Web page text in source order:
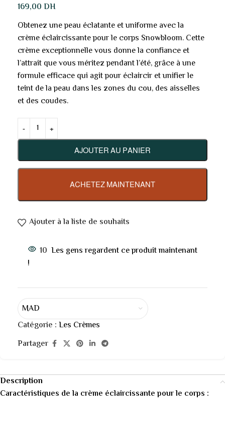
169,00 DH
Obtenez une peau éclatante et uniforme avec la
crème éclaircissante pour le corps Snowbloom. Cette
crème exceptionnelle vous donne la confiance et
l’attrait que vous méritez pendant l’été, grâce à une
formule efficace qui agit pour éclaircir et unifier le
teint de la peau dans les zones du cou, des aisselles
et des coudes.
AJOUTER AU PANIER
ACHETEZ MAINTENANT
Ajouter à la liste de souhaits
10 Les gens regardent ce produit maintenant
!
MAD
Catégorie : Les Crèmes
Partager
Description
Caractéristiques de la crème éclaircissante pour le corps :